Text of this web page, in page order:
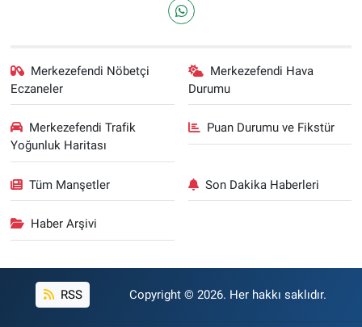
Merkezefendi Nöbetçi
Eczaneler
Merkezefendi Hava
Durumu
Merkezefendi Trafik
Yoğunluk Haritası
Puan Durumu ve Fikstür
Tüm Manşetler Son Dakika Haberleri
Haber Arşivi
RSS Copyright © 2026. Her hakkı saklıdır.